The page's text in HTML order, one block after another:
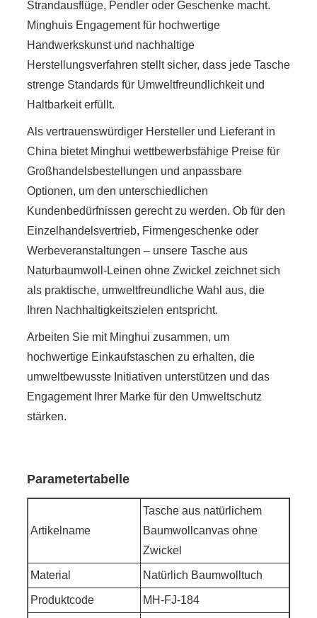
Strandausflüge, Pendler oder Geschenke macht.
Minghuis Engagement für hochwertige
Handwerkskunst und nachhaltige
Herstellungsverfahren stellt sicher, dass jede Tasche
strenge Standards für Umweltfreundlichkeit und
Haltbarkeit erfüllt.
Als vertrauenswürdiger Hersteller und Lieferant in
China bietet Minghui wettbewerbsfähige Preise für
Großhandelsbestellungen und anpassbare
Optionen, um den unterschiedlichen
Kundenbedürfnissen gerecht zu werden. Ob für den
Einzelhandelsvertrieb, Firmengeschenke oder
Werbeveranstaltungen – unsere Tasche aus
Naturbaumwoll-Leinen ohne Zwickel zeichnet sich
als praktische, umweltfreundliche Wahl aus, die
Ihren Nachhaltigkeitszielen entspricht.
Arbeiten Sie mit Minghui zusammen, um
hochwertige Einkaufstaschen zu erhalten, die
umweltbewusste Initiativen unterstützen und das
Engagement Ihrer Marke für den Umweltschutz
stärken.
Parametertabelle
Artikelname
Tasche aus natürlichem
Baumwollcanvas ohne
Zwickel
Material Natürlich Baumwolltuch
Produktcode MH-FJ-184